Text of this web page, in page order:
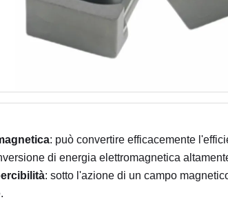
: può convertire efficacemente
di energia elettromagnetica
: sotto l'azione di un campo